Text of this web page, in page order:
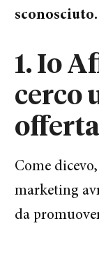
sconosciuto.
1. Io
cerco
offerta
Come
marketing
da